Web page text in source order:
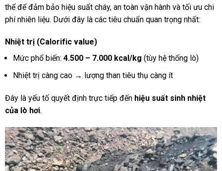
thể để đảm bảo hiệu suất cháy, an toàn vận hành và tối ưu chi
phí nhiên liệu. Dưới đây là các tiêu chuẩn quan trọng nhất:
Nhiệt trị (Calorific value)
Mức phổ biến: 4.500 – 7.000 kcal/kg (tùy hệ thống lò)
Nhiệt trị càng cao → lượng than tiêu thụ càng ít
Đây là yếu tố quyết định trực tiếp đến hiệu suất sinh nhiệt
của lò hơi.